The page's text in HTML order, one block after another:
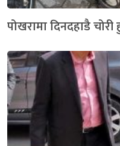
पोखरामा दिनदहाडै